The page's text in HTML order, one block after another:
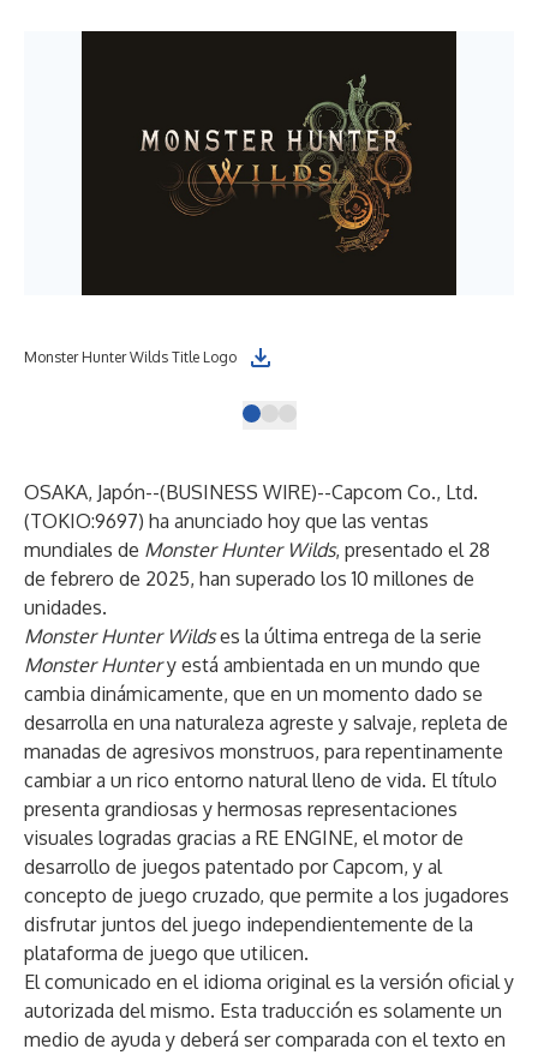
Monster Hunter Wilds Title Logo
OSAKA, Japón--(BUSINESS WIRE)--Capcom Co., Ltd.
(TOKIO:9697) ha anunciado hoy que las ventas
mundiales de Monster Hunter Wilds, presentado el 28
de febrero de 2025, han superado los 10 millones de
unidades.
Monster Hunter Wildses la última entrega de la serie
Monster Huntery está ambientada en un mundo que
cambia dinámicamente, que en un momento dado se
desarrolla en una naturaleza agreste y salvaje, repleta de
manadas de agresivos monstruos, para repentinamente
cambiar a un rico entorno natural lleno de vida. El título
presenta grandiosas y hermosas representaciones
visuales logradas gracias a RE ENGINE, el motor de
desarrollo de juegos patentado por Capcom, y al
concepto de juego cruzado, que permite a los jugadores
disfrutar juntos del juego independientemente de la
plataforma de juego que utilicen.
El comunicado en el idioma original es la versión oficial y
autorizada del mismo. Esta traducción es solamente un
medio de ayuda y deberá ser comparada con el texto en